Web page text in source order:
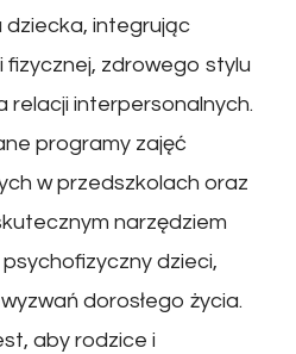
dziecka, integrując
zdrowego stylu
relacji interpersonalnych.
programy zajęć
w przedszkolach oraz
narzędziem
dzieci,
dorosłego życia.
aby rodzice i